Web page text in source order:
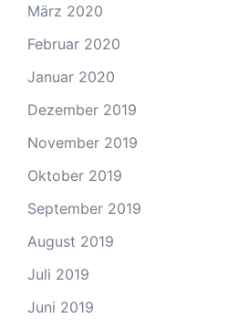
März 2020
Februar 2020
Januar 2020
Dezember 2019
November 2019
Oktober 2019
September 2019
August 2019
Juli 2019
Juni 2019